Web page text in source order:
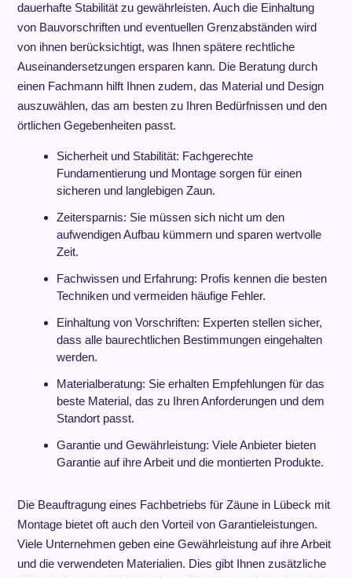
dauerhafte Stabilität zu gewährleisten. Auch die Einhaltung
von Bauvorschriften und eventuellen Grenzabständen wird
von ihnen berücksichtigt, was Ihnen spätere rechtliche
Auseinandersetzungen ersparen kann. Die Beratung durch
einen Fachmann hilft Ihnen zudem, das Material und Design
auszuwählen, das am besten zu Ihren Bedürfnissen und den
örtlichen Gegebenheiten passt.
Sicherheit und Stabilität: Fachgerechte
Fundamentierung und Montage sorgen für einen
sicheren und langlebigen Zaun.
Zeitersparnis: Sie müssen sich nicht um den
aufwendigen Aufbau kümmern und sparen wertvolle
Zeit.
Fachwissen und Erfahrung: Profis kennen die besten
Techniken und vermeiden häufige Fehler.
Einhaltung von Vorschriften: Experten stellen sicher,
dass alle baurechtlichen Bestimmungen eingehalten
werden.
Materialberatung: Sie erhalten Empfehlungen für das
beste Material, das zu Ihren Anforderungen und dem
Standort passt.
Garantie und Gewährleistung: Viele Anbieter bieten
Garantie auf ihre Arbeit und die montierten Produkte.
Die Beauftragung eines Fachbetriebs für Zäune in Lübeck mit
Montage bietet oft auch den Vorteil von Garantieleistungen.
Viele Unternehmen geben eine Gewährleistung auf ihre Arbeit
und die verwendeten Materialien. Dies gibt Ihnen zusätzliche